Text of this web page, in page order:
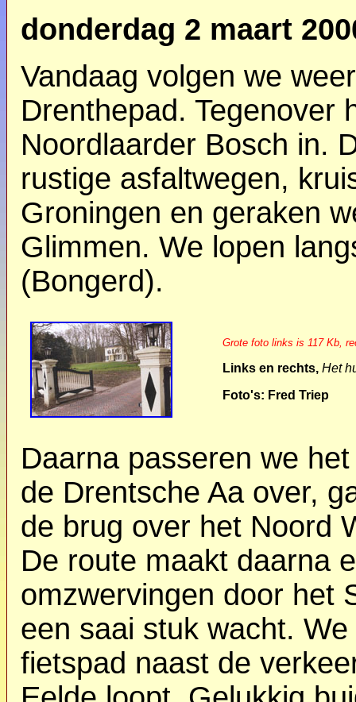
donderdag 2 maart
Vandaag volgen we
Drenthepad. Tegenover
Noordlaarder Bosch in.
rustige asfaltwegen,
Groningen en geraken
Glimmen. We lopen
(Bongerd).
Grote foto links is 117 Kb,
Links en rechts, Het
Foto's: Fred Triep
Daarna passeren we
de Drentsche Aa over,
de brug over het Noord
De route maakt daarna
omzwervingen door het
een saai stuk wacht.
fietspad naast de